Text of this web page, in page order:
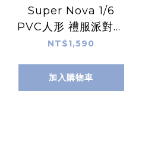
Super Nova 1/6
PVC人形 禮服派對系
列 追視眼 尤娜 附特典
NT$1,590
加入購物車